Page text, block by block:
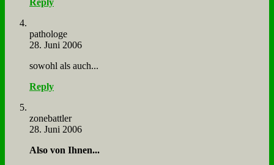
Reply
pa­tho­lo­ge
28. Juni 2006
so­wohl als auch...
Reply
zone­batt­ler
28. Juni 2006
Al­so von Ih­nen...